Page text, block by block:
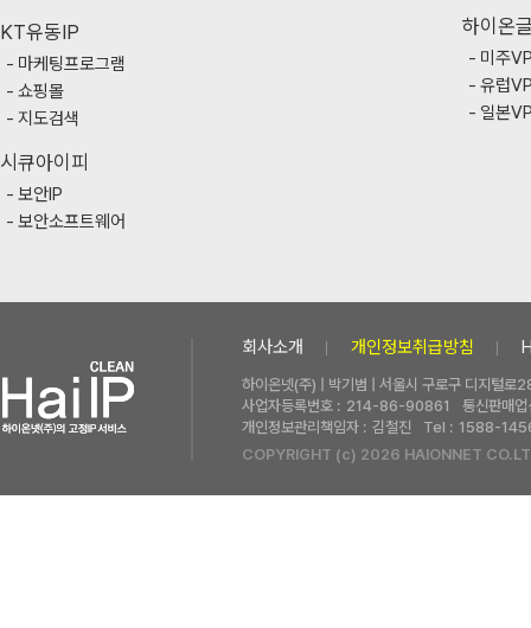
KT유동IP
마케팅프로그램
쇼핑몰
지도검색
시큐아이피
보안IP
보안소프트웨어
하이온
미주
유럽
일본
회사소개 개인정보취급방침
하이온넷(주) | 박기범 | 서울시 구로구 디지털
사업자등록번호 : 214-86-90861
통신판매
개인정보관리책임자 : 김철진 Tel : 1588-
COPYRIGHT (c) 2026 HAIONNET